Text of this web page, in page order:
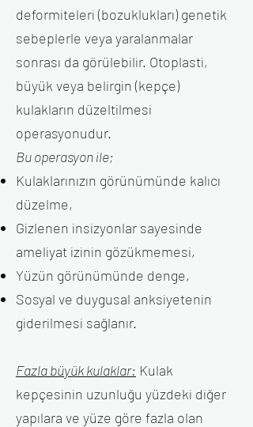
deformiteleri (bozuklukları) genetik
sebeplerle veya yaralanmalar
sonrası da görülebilir. Otoplasti,
büyük veya belirgin (kepçe)
kulakların düzeltilmesi
operasyonudur.
Bu operasyon ile;
Kulaklarınızın görünümünde kalıcı
düzelme,
Gizlenen insizyonlar sayesinde
ameliyat izinin gözükmemesi,
Yüzün görünümünde denge,
Sosyal ve duygusal anksiyetenin
giderilmesi sağlanır.
Fazla büyük kulaklar: Kulak
kepçesinin uzunluğu yüzdeki diğer
yapılara ve yüze göre fazla olan